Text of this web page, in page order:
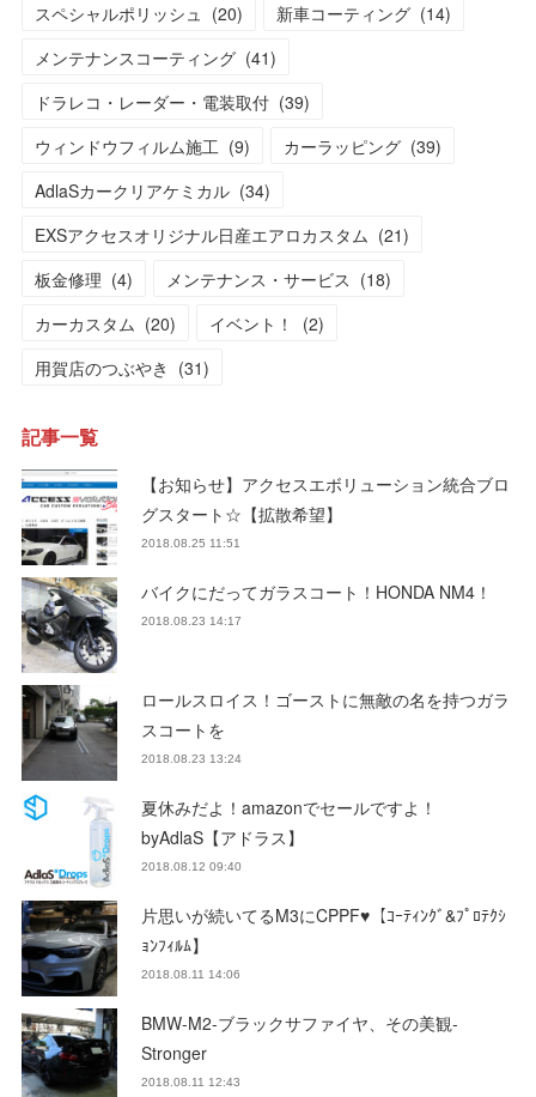
スペシャルポリッシュ (20) 新車コーティング (14)
メンテナンスコーティング (41)
ドラレコ・レーダー・電装取付 (39)
ウィンドウフィルム施工 (9) カーラッピング (39)
AdlaSカークリアケミカル (34)
EXSアクセスオリジナル日産エアロカスタム (21)
板金修理 (4) メンテナンス・サービス (18)
カーカスタム (20) イベント！ (2)
用賀店のつぶやき (31)
記事一覧
【お知らせ】アクセスエボリューション統合ブロ
グスタート☆【拡散希望】
2018.08.25 11:51
バイクにだってガラスコート！HONDA NM4！
2018.08.23 14:17
ロールスロイス！ゴーストに無敵の名を持つガラ
スコートを
2018.08.23 13:24
夏休みだよ！amazonでセールですよ！
byAdlaS【アドラス】
2018.08.12 09:40
片思いが続いてるM3にCPPF♥【ｺｰﾃｨﾝｸﾞ&ﾌﾟﾛﾃｸｼ
ｮﾝﾌｨﾙﾑ】
2018.08.11 14:06
BMW-M2-ブラックサファイヤ、その美観-
Stronger
2018.08.11 12:43